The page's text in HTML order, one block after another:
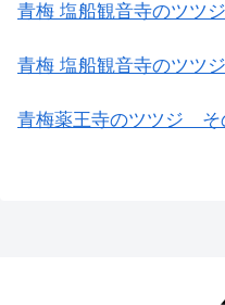
青梅 塩船観音寺のツツジ
青梅 塩船観音寺のツツジ
青梅薬王寺のツツジ そ